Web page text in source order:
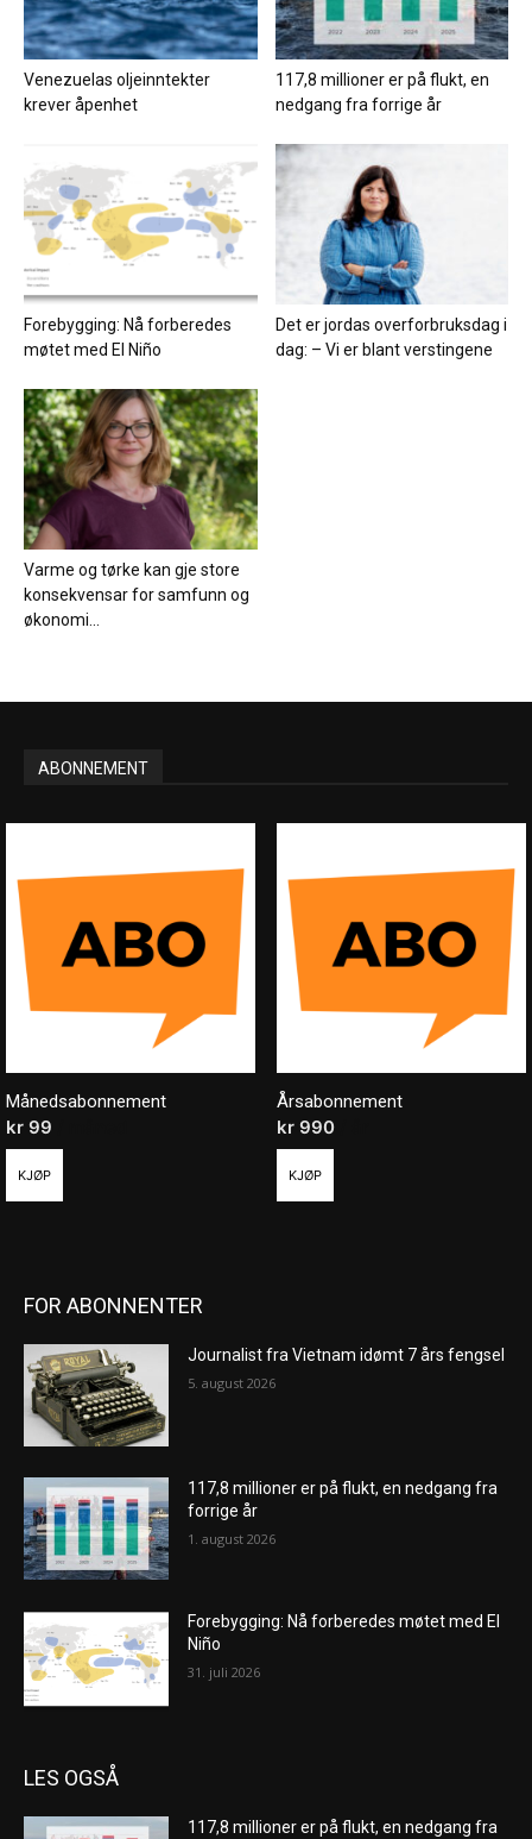
Venezuelas oljeinntekter
krever åpenhet
117,8 millioner er på flukt, en
nedgang fra forrige år
Forebygging: Nå forberedes
møtet med El Niño
Det er jordas overforbruksdag i
dag: – Vi er blant verstingene
Varme og tørke kan gje store
konsekvensar for samfunn og
økonomi...
ABONNEMENT
Månedsabonnement
kr 99
KJØP
Årsabonnement
kr990
KJØP
FOR ABONNENTER
Journalist fra Vietnam idømt 7 års fengsel
5. august 2026
117,8 millioner er på flukt, en nedgang fra
forrige år
1. august 2026
Forebygging: Nå forberedes møtet med El
Niño
31. juli 2026
LES OGSÅ
117,8 millioner er på flukt, en nedgang fra